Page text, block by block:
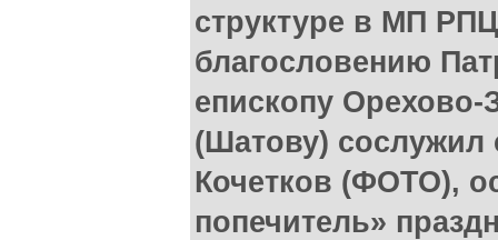
структуре в МП
благословению
епископу Орехово-
(Шатову) сослужил
Кочетков (ФОТО),
попечитель»